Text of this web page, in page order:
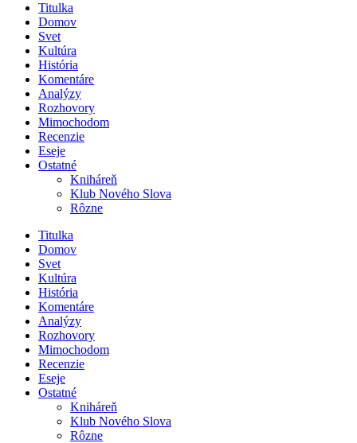
Titulka
Domov
Svet
Kultúra
História
Komentáre
Analýzy
Rozhovory
Mimochodom
Recenzie
Eseje
Ostatné
Kniháreň
Klub Nového Slova
Rôzne
Titulka
Domov
Svet
Kultúra
História
Komentáre
Analýzy
Rozhovory
Mimochodom
Recenzie
Eseje
Ostatné
Kniháreň
Klub Nového Slova
Rôzne